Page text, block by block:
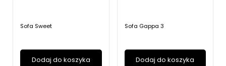
Sofa Sweet
Dodaj do koszyka
Sofa Gappa 3
Dodaj do koszyka